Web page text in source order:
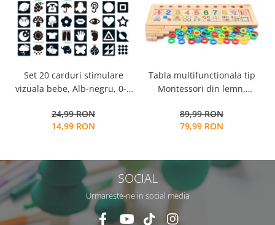
Set 20 carduri stimulare
vizuala bebe, Alb-negru, 0-3
24,99 RON
14,99 RON
Tabla multifunctionala tip
Montessori din lemn,
multicolore pt cantitate,
numere si operatiuni
89,99 RON
79,99 RON
SOCIAL
Urmareste-ne in social media